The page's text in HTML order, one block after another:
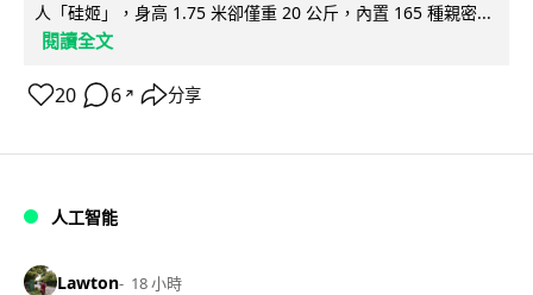
人「硅姬」，身高 1.75 米卻僅重 20 公斤，內置 165 種親密...
閱讀全文
20 6 ↗ 分享
人工智能
Lawton 18 小時